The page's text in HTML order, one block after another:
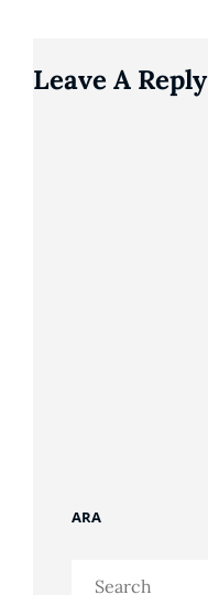
Leave A Reply
ARA